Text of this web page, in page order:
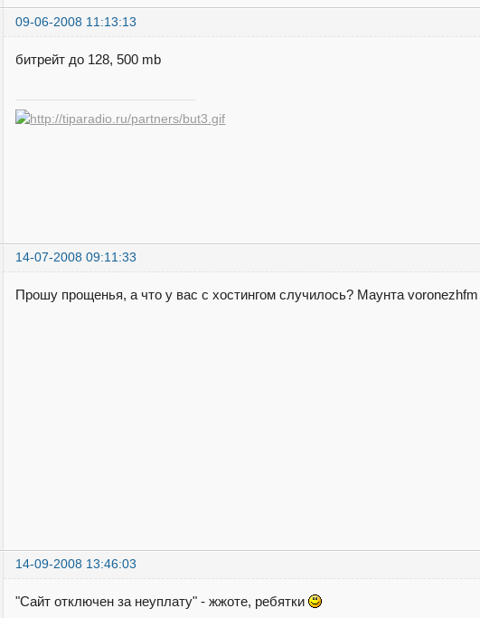
09-06-2008 11:13:13
битрейт до 128, 500 mb
14-07-2008 09:11:33
Прошу прощенья, а что у вас с хостингом случилось? Маунта
14-09-2008 13:46:03
"Сайт отключен за неуплату" - жжоте, ребятки